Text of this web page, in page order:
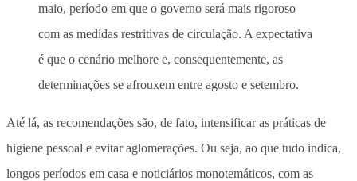
maio, período em que o governo será mais rigoroso
com as medidas restritivas de circulação. A expectativa
é que o cenário melhore e, consequentemente, as
determinações se afrouxem entre agosto e setembro.
Até lá, as recomendações são, de fato, intensificar as práticas de
higiene pessoal e evitar aglomerações. Ou seja, ao que tudo indica,
longos períodos em casa e noticiários monotemáticos, com as